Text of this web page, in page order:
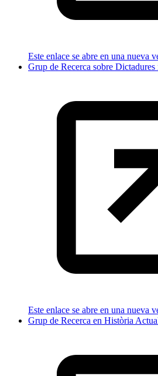
Este enlace se abre en una nueva
Grup de Recerca sobre
Este enlace se abre en una nueva
Grup de Recerca en Història